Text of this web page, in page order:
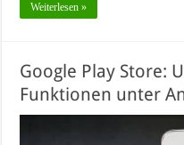
Weiterlesen »
Google Play Store:
Funktionen unter